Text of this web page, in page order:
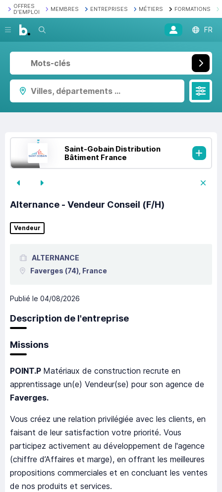
OFFRES
D'EMPLOI
MEMBRES ENTREPRISES MÉTIERS FORMATIONS
Recherche FR
Villes, départements ...
Saint-Gobain Distribution
Bâtiment France
Alternance - Vendeur Conseil (F/H)
Vendeur
ALTERNANCE
Faverges (74), France
Publié le 04/08/2026
Description de l'entreprise
Missions
POINT.P Matériaux de construction recrute en
apprentissage un(e) Vendeur(se) pour son agence de
Faverges.
Vous créez une relation privilégiée avec les clients, en
faisant de leur satisfaction votre priorité. Vous
participez activement au développement de l'agence
(chiffre d’Affaires et marge), en offrant les meilleures
propositions commerciales et en concluant les ventes
de nos produits et services.